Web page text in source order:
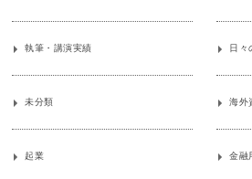
執筆・講演実績 日々
未分類 海外
起業 金融